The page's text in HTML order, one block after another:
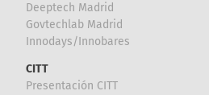
Deeptech Madrid
Govtechlab Madrid
Innodays/Innobares
CITT
Presentación CITT